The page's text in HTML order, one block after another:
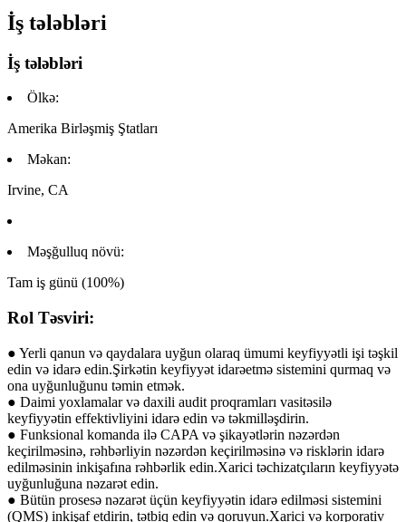
İş tələbləri
İş tələbləri
Ölkə:
Amerika Birləşmiş Ştatları
Məkan:
Irvine, CA
Məşğulluq növü:
Tam iş günü (100%)
Rol Təsviri:
● Yerli qanun və qaydalara uyğun olaraq ümumi keyfiyyətli işi təşkil
edin və idarə edin.Şirkətin keyfiyyət idarəetmə sistemini qurmaq və
ona uyğunluğunu təmin etmək.
● Daimi yoxlamalar və daxili audit proqramları vasitəsilə
keyfiyyətin effektivliyini idarə edin və təkmilləşdirin.
● Funksional komanda ilə CAPA və şikayətlərin nəzərdən
keçirilməsinə, rəhbərliyin nəzərdən keçirilməsinə və risklərin idarə
edilməsinin inkişafına rəhbərlik edin.Xarici təchizatçıların keyfiyyətə
uyğunluğuna nəzarət edin.
● Bütün prosesə nəzarət üçün keyfiyyətin idarə edilməsi sistemini
(QMS) inkişaf etdirin, tətbiq edin və qoruyun.Xarici və korporativ